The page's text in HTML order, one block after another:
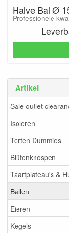
Artikel
Sale outlet
Isoleren
Torten Dummies
Blütenknospen
Taartplateau's &
Ballen
Eieren
Kegels
Halve Bal Ø
Professionele